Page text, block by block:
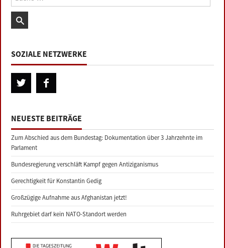
SOZIALE NETZWERKE
NEUESTE BEITRÄGE
Zum Abschied aus dem Bundestag: Dokumentation über 3 Jahrzehnte im
Parlament
Bundesregierung verschläft Kampf gegen Antiziganismus
Gerechtigkeit für Konstantin Gedig
Großzügige Aufnahme aus Afghanistan jetzt!
Ruhrgebiet darf kein NATO-Standort werden